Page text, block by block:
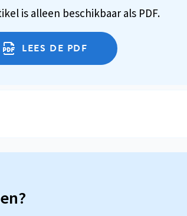
is alleen beschikbaar als PDF.
LEES DE PDF